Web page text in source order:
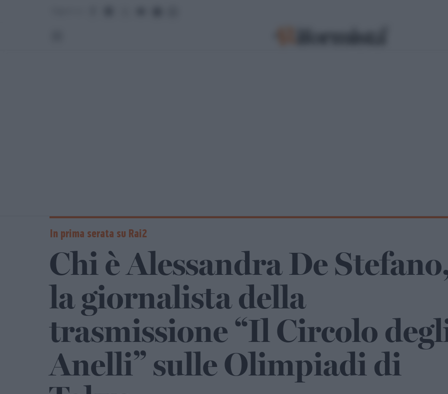
In prima serata su Rai2
Chi è Alessandra De
la giornalista della
trasmissione “Il Circolo
Anelli” sulle Olimpiadi di